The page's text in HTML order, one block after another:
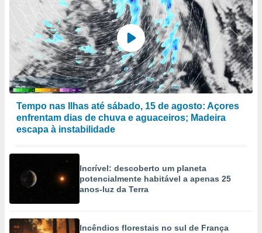
Tempo nas Ilhas até sábado, 15 de agosto: Açores
enfrentam dias de chuva e aguaceiros; Madeira
escapa à instabilidade
Incrível: descoberto um planeta
potencialmente habitável a apenas 25
anos-luz da Terra
Incêndios florestais no sul de França